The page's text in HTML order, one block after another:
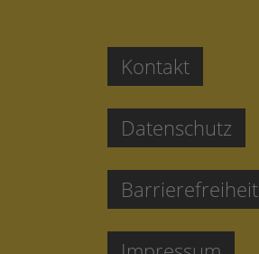
Kontakt
Datenschutz
Barrierefreiheit